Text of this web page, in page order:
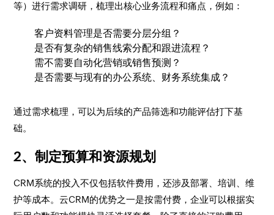
等）进行需求调研，梳理出核心业务流程和痛点，例如：
客户资料管理是否需要分层分组？
是否有复杂的销售线索分配和跟进流程？
需不需要自动化营销或销售预测？
是否需要与现有的办公系统、财务系统集成？
通过需求梳理，可以为后续的产品筛选和功能评估打下基
础。
2、制定预算和资源规划
CRM系统的投入不仅包括软件费用，还涉及部署、培训、维
护等成本。云CRM的优势之一是按需付费，企业可以根据实